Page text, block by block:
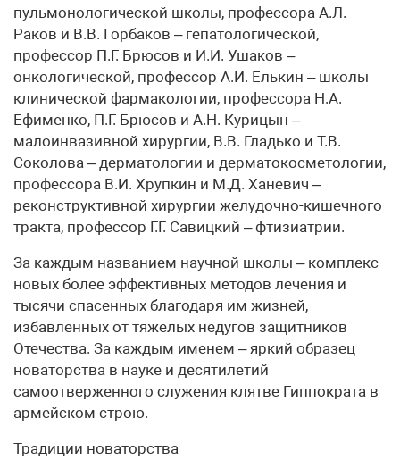
пульмонологической школы, профессора А.Л.
Раков и В.В. Горбаков – гепатологической,
профессор П.Г. Брюсов и И.И. Ушаков –
онкологической, профессор А.И. Елькин – школы
клинической фармакологии, профессора Н.А.
Ефименко, П.Г. Брюсов и А.Н. Курицын –
малоинвазивной хирургии, В.В. Гладько и Т.В.
Соколова – дерматологии и дерматокосметологии,
профессора В.И. Хрупкин и М.Д. Ханевич –
реконструктивной хирургии желудочно-кишечного
тракта, профессор Г.Г. Савицкий – фтизиатрии.
За каждым названием научной школы – комплекс
новых более эффективных методов лечения и
тысячи спасенных благодаря им жизней,
избавленных от тяжелых недугов защитников
Отечества. За каждым именем – яркий образец
новаторства в науке и десятилетий
самоотверженного служения клятве Гиппократа в
армейском строю.
Традиции новаторства